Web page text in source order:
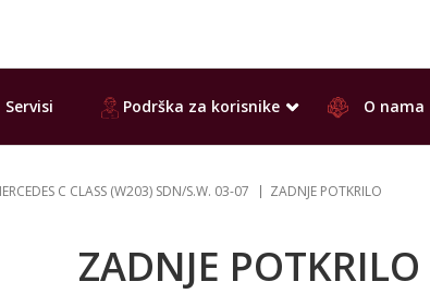
Servisi Podrška za korisnike O nama
C CLASS (W203) SDN/S.W. 03-07 ZADNJE POTKRILO
ZADNJE POTKRILO